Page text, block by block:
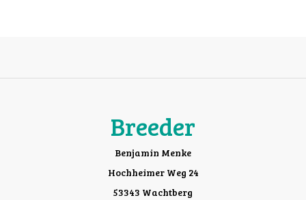
Breeder
Benjamin Menke
Hochheimer Weg 24
53343 Wachtberg